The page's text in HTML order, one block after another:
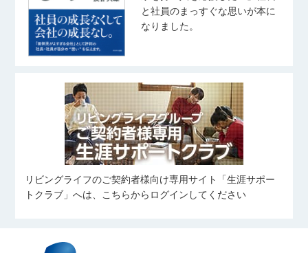
と社員のまっすぐな思いが本に
なりました。
リビングライフのご契約者様向け専用サイト「生涯サポー
トクラブ」へは、こちらからログインしてください